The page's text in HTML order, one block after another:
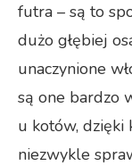
futra – są to
dużo głębiej
unaczynione
są one bardzo
u kotów,
niezwykle